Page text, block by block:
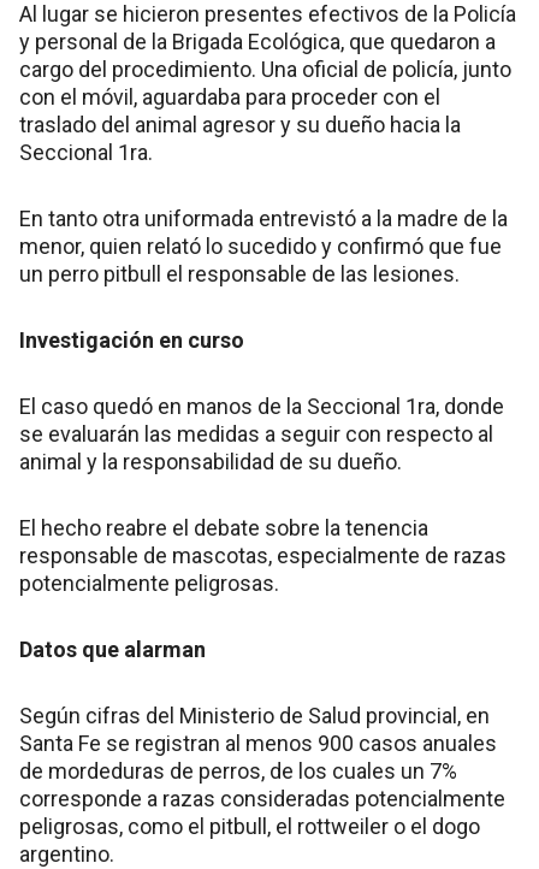
Al lugar se hicieron presentes efectivos de la Policía
y personal de la Brigada Ecológica, que quedaron a
cargo del procedimiento. Una oficial de policía, junto
con el móvil, aguardaba para proceder con el
traslado del animal agresor y su dueño hacia la
Seccional 1ra.
En tanto otra uniformada entrevistó a la madre de la
menor, quien relató lo sucedido y confirmó que fue
un perro pitbull el responsable de las lesiones.
Investigación en curso
El caso quedó en manos de la Seccional 1ra, donde
se evaluarán las medidas a seguir con respecto al
animal y la responsabilidad de su dueño.
El hecho reabre el debate sobre la tenencia
responsable de mascotas, especialmente de razas
potencialmente peligrosas.
Datos que alarman
Según cifras del Ministerio de Salud provincial, en
Santa Fe se registran al menos 900 casos anuales
de mordeduras de perros, de los cuales un 7%
corresponde a razas consideradas potencialmente
peligrosas, como el pitbull, el rottweiler o el dogo
argentino.